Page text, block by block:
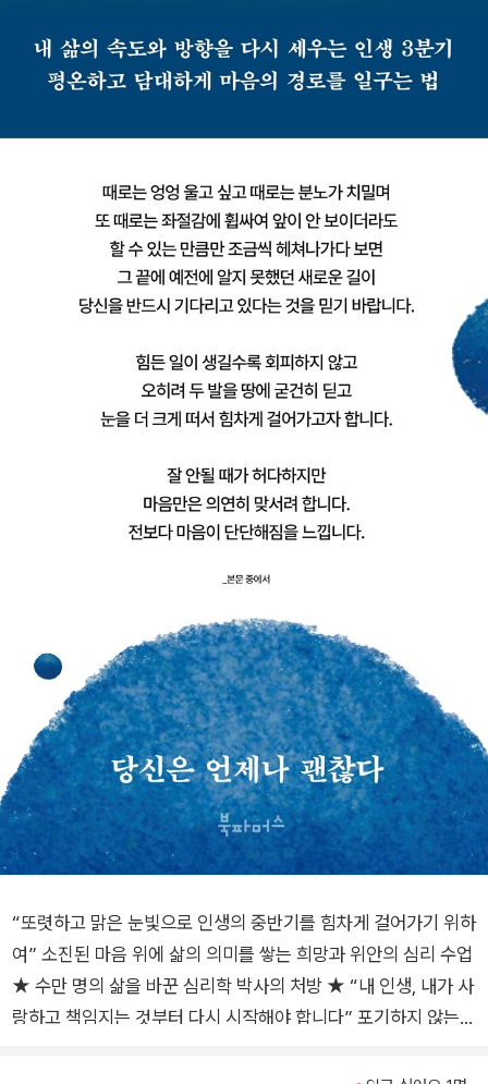
“또렷하고 맑은 눈빛으로 인생의 중반기를 힘차게 걸어가기 위하
여” 소진된 마음 위에 삶의 의미를 쌓는 희망과 위안의 심리 수업
★ 수만 명의 삶을 바꾼 심리학 박사의 처방 ★ “내 인생, 내가 사
랑하고 책임지는 것부터 다시 시작해야 합니다” 포기하지 않는